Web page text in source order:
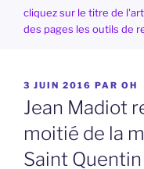
cliquez sur le titre de
des pages les outils de
PUBLIÉ
LE
3 JUIN 2016 PAR OH
Jean Madiot
moitié de la
Saint